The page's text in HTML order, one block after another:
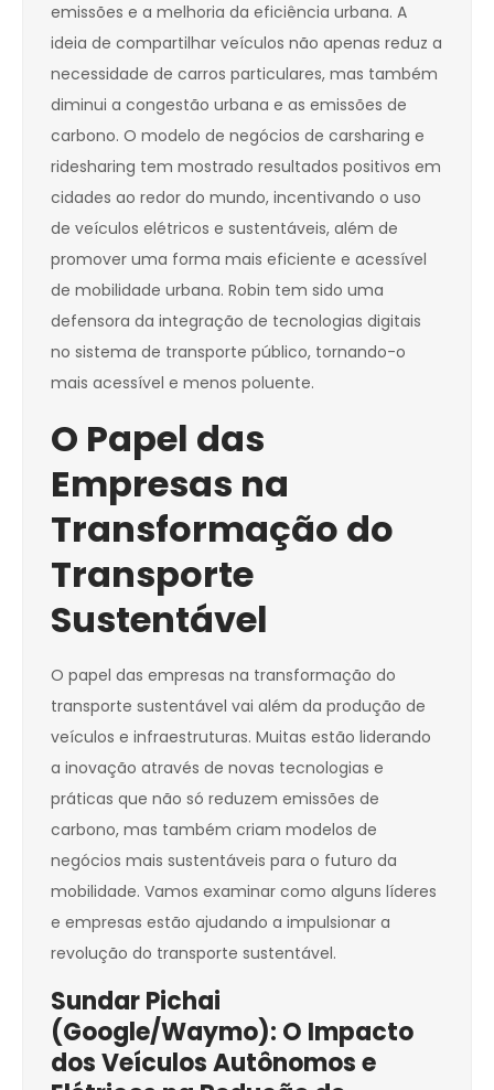
emissões e a melhoria da eficiência urbana. A
ideia de compartilhar veículos não apenas reduz a
necessidade de carros particulares, mas também
diminui a congestão urbana e as emissões de
carbono. O modelo de negócios de carsharing e
ridesharing tem mostrado resultados positivos em
cidades ao redor do mundo, incentivando o uso
de veículos elétricos e sustentáveis, além de
promover uma forma mais eficiente e acessível
de mobilidade urbana. Robin tem sido uma
defensora da integração de tecnologias digitais
no sistema de transporte público, tornando-o
mais acessível e menos poluente.
O Papel das
Empresas na
Transformação do
Transporte
Sustentável
O papel das empresas na transformação do
transporte sustentável vai além da produção de
veículos e infraestruturas. Muitas estão liderando
a inovação através de novas tecnologias e
práticas que não só reduzem emissões de
carbono, mas também criam modelos de
negócios mais sustentáveis para o futuro da
mobilidade. Vamos examinar como alguns líderes
e empresas estão ajudando a impulsionar a
revolução do transporte sustentável.
Sundar Pichai
(Google/Waymo): O Impacto
dos Veículos Autônomos e